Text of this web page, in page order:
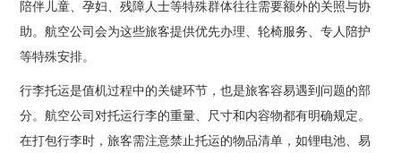
陪伴儿童、孕妇、残障人士等特殊群体往往需要额外的关照与协
助。航空公司会为这些旅客提供优先办理、轮椅服务、专人陪护
等特殊安排。
行李托运是值机过程中的关键环节，也是旅客容易遇到问题的部
分。航空公司对托运行李的重量、尺寸和内容物都有明确规定。
在打包行李时，旅客需注意禁止托运的物品清单，如锂电池、易